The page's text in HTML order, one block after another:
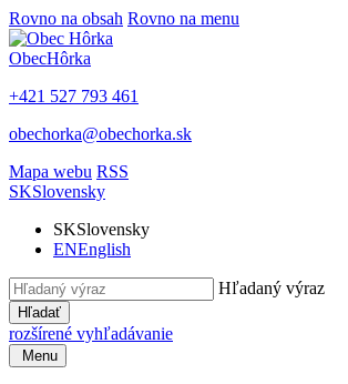
Rovno na obsah Rovno na menu
ObecHôrka
+421 527 793 461
obechorka@obechorka.sk
Mapa webu RSS
SKSlovensky
SKSlovensky
ENEnglish
Hľadaný výraz
Hľadať
rozšírené vyhľadávanie
Menu